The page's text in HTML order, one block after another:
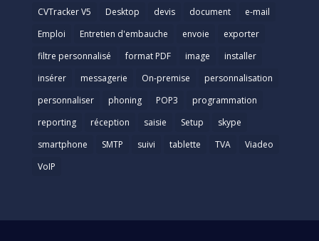
CVTracker V5
Desktop devis document
e-mail
Emploi
Entretien d'embauche envoie
exporter
filtre personnalisé
format PDF image
installer
insérer
messagerie On-premise
personnalisation
personnaliser
phoning POP3
programmation
reporting
réception saisie Setup
skype
smartphone
SMTP suivi tablette TVA
Viadeo
VoIP